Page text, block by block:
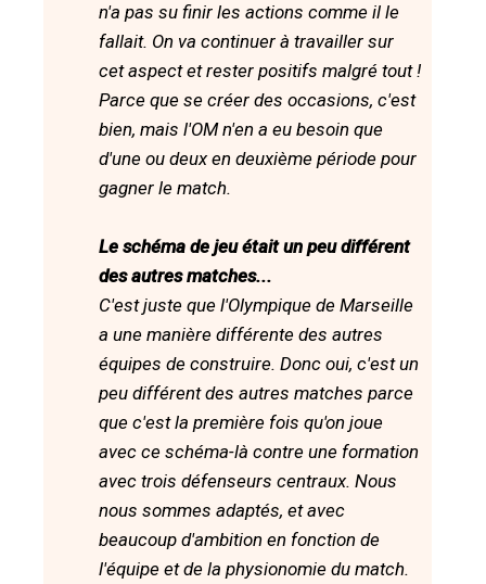
n'a pas su finir les actions comme il le
fallait. On va continuer à travailler sur
cet aspect et rester positifs malgré tout !
Parce que se créer des occasions, c'est
bien, mais l'OM n'en a eu besoin que
d'une ou deux en deuxième période pour
gagner le match.
Le schéma de jeu était un peu différent
des autres matches...
C'est juste que l'Olympique de Marseille
a une manière différente des autres
équipes de construire. Donc oui, c'est un
peu différent des autres matches parce
que c'est la première fois qu'on joue
avec ce schéma-là contre une formation
avec trois défenseurs centraux. Nous
nous sommes adaptés, et avec
beaucoup d'ambition en fonction de
l'équipe et de la physionomie du match.